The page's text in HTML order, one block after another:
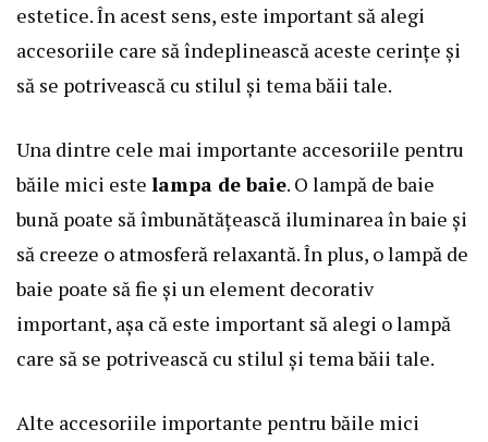
estetice. În acest sens, este important să alegi
accesoriile care să îndeplinească aceste cerințe și
să se potrivească cu stilul și tema băii tale.
Una dintre cele mai importante accesoriile pentru
băile mici este lampa de baie. O lampă de baie
bună poate să îmbunătățească iluminarea în baie și
să creeze o atmosferă relaxantă. În plus, o lampă de
baie poate să fie și un element decorativ
important, așa că este important să alegi o lampă
care să se potrivească cu stilul și tema băii tale.
Alte accesoriile importante pentru băile mici